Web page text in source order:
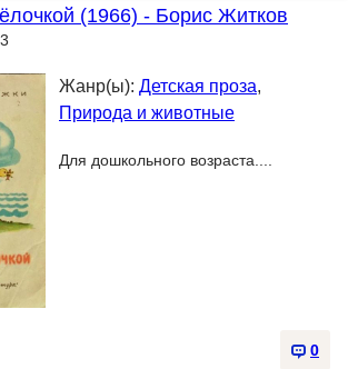
(1966) - Борис Житков
Жанр(ы): Детская проза,
Природа и животные
Для дошкольного возраста....
0